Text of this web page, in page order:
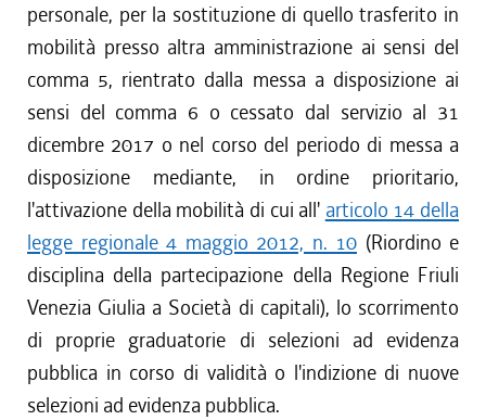
personale, per la sostituzione di quello trasferito in
mobilità presso altra amministrazione ai sensi del
comma 5, rientrato dalla messa a disposizione ai
sensi del comma 6 o cessato dal servizio al 31
dicembre 2017 o nel corso del periodo di messa a
disposizione mediante, in ordine prioritario,
l'attivazione della mobilità di cui all' articolo 14 della
legge regionale 4 maggio 2012, n. 10 (Riordino e
disciplina della partecipazione della Regione Friuli
Venezia Giulia a Società di capitali), lo scorrimento
di proprie graduatorie di selezioni ad evidenza
pubblica in corso di validità o l'indizione di nuove
selezioni ad evidenza pubblica.